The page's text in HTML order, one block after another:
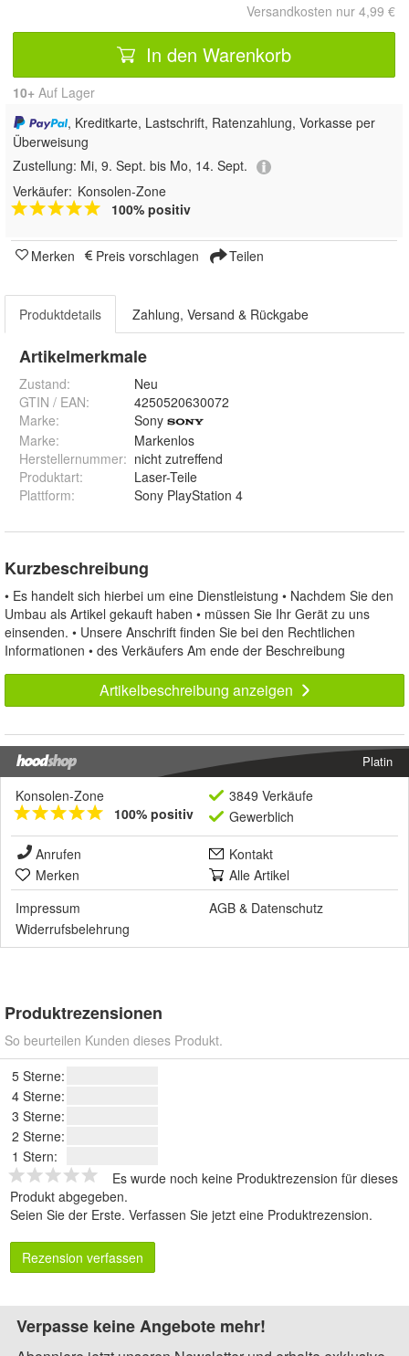
Versandkosten nur 4,99 €
In den Warenkorb
10+ Auf Lager
, Kreditkarte, Lastschrift, Ratenzahlung, Vorkasse per
Überweisung
Zustellung: Mi, 9. Sept. bis Mo, 14. Sept.
Verkäufer: Konsolen-Zone
100% positiv
Merken Preis vorschlagen Teilen
Produktdetails Zahlung, Versand & Rückgabe
Artikelmerkmale
Zustand:
Neu
GTIN / EAN:
4250520630072
Marke:
Sony
Marke:
Markenlos
Herstellernummer: nicht zutreffend
Produktart:
Laser-Teile
Plattform: Sony PlayStation 4
Kurzbeschreibung
• Es handelt sich hierbei um eine Dienstleistung • Nachdem Sie den
Umbau als Artikel gekauft haben • müssen Sie Ihr Gerät zu uns
einsenden. • Unsere Anschrift finden Sie bei den Rechtlichen
Informationen • des Verkäufers Am ende der Beschreibung
Artikelbeschreibung anzeigen
Platin
Konsolen-Zone
100% positiv
3849 Verkäufe
Gewerblich
Anrufen
Kontakt
Merken
Alle Artikel
Impressum
AGB & Datenschutz
Widerrufsbelehrung
Produktrezensionen
So beurteilen Kunden dieses Produkt.
5 Sterne:
4 Sterne:
3 Sterne:
2 Sterne:
1 Stern:
Es wurde noch keine Produktrezension für dieses
Produkt abgegeben.
Seien Sie der Erste. Verfassen Sie jetzt eine Produktrezension.
Rezension verfassen
Verpasse keine Angebote mehr!